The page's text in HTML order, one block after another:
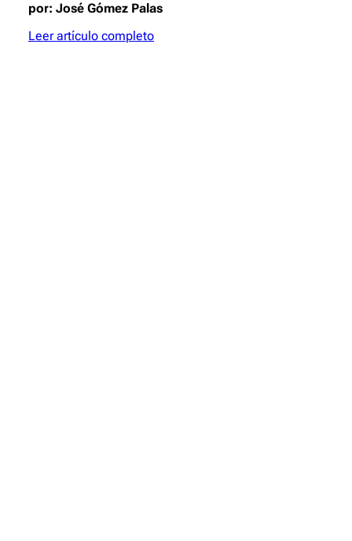
por: José Gómez Palas
Leer artículo completo